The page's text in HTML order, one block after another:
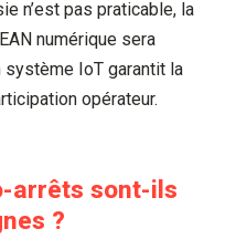
n’est pas praticable, la
numérique sera
système IoT garantit la
opérateur.
arrêts sont-ils
?